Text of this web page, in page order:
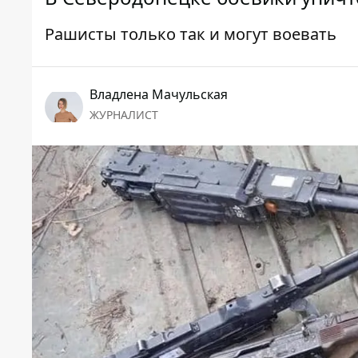
Рашисты только так и могут воевать
Владлена Мачульская
ЖУРНАЛИСТ